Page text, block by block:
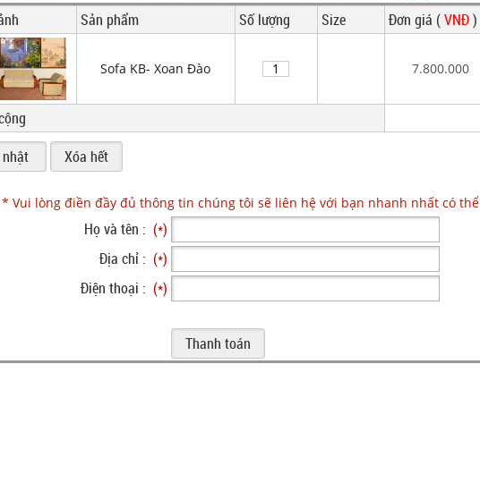
Sản phẩm Số lượng Size Đơn giá (VNĐ)
Sofa KB- Xoan Đào 7.800.000
* Vui lòng điền đầy đủ thông tin chúng tôi sẽ liên hệ với bạn nhanh nhất có thể
Họ và tên : (*)
Địa chỉ : (*)
Điện thoại : (*)